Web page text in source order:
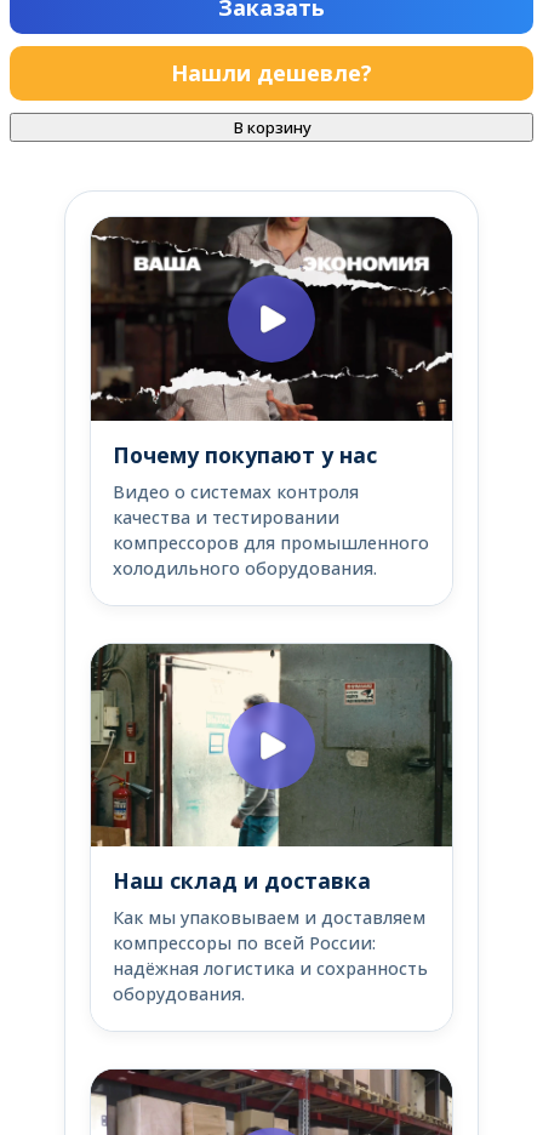
Заказать
Нашли дешевле?
В корзину
Почему покупают у нас
Видео о системах контроля
качества и тестировании
компрессоров для промышленного
холодильного оборудования.
Наш склад и доставка
Как мы упаковываем и доставляем
компрессоры по всей России:
надёжная логистика и сохранность
оборудования.